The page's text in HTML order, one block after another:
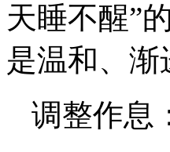
天睡不醒”
是温和、
调整作息